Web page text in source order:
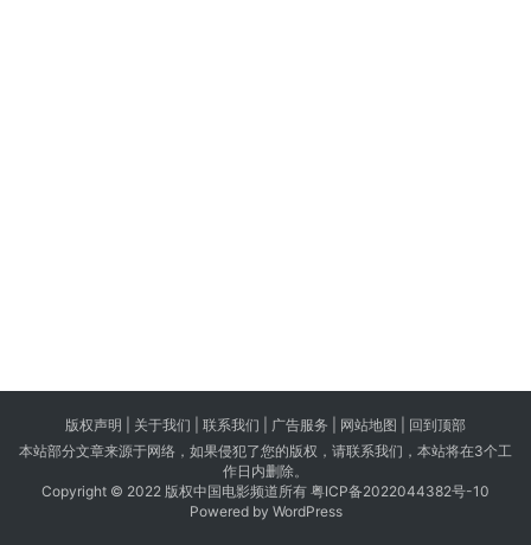
版权声明 | 关于我们 联系我们 | 广告服务 | 网站地图 | 回到顶部
本站部分文章来源于网络，如果侵犯了您的版权，请联系我们，本站将在3个工
作日内删除。
Copyright © 2022 版权中国电影频道所有 粤ICP备2022044382号-10
Powered by WordPress